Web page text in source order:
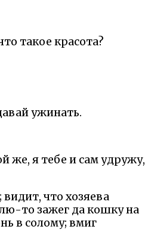
такое красота?
ужинать.
же, я тебе и сам удружу,
что хозяева
то зажег да кошку на
в солому; вмиг